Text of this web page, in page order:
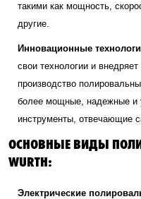
такими как мощность,
другие.
Инновационные
свои технологии и
производство
более мощные, надежные и
инструменты, отвечающие
ОСНОВНЫЕ ВИДЫ
WURTH:
Электрические